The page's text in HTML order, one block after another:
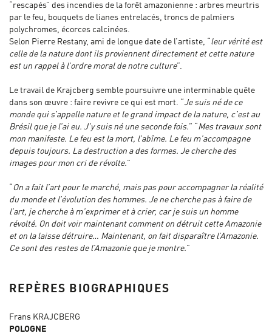
“rescapés” des incendies de la forêt amazonienne : arbres meurtris
par le feu, bouquets de lianes entrelacés, troncs de palmiers
polychromes, écorces calcinées.
Selon Pierre Restany, ami de longue date de l’artiste, “ leur vérité est
celle de la nature dont ils proviennent directement et cette nature
est un rappel à l’ordre moral de notre culture”.
Le travail de Krajcberg semble poursuivre une interminable quête
dans son œuvre : faire revivre ce qui est mort. “ Je suis né de ce
monde qui s’appelle nature et le grand impact de la nature, c’est au
Brésil que je l’ai eu. J’y suis né une seconde fois.” “ Mes travaux sont
mon manifeste. Le feu est la mort, l’abîme. Le feu m’accompagne
depuis toujours. La destruction a des formes. Je cherche des
images pour mon cri de révolte.”
On a fait l’art pour le marché, mais pas pour accompagner la réalité
du monde et l’évolution des hommes. Je ne cherche pas à faire de
l’art, je cherche à m’exprimer et à crier, car je suis un homme
révolté. On doit voir maintenant comment on détruit cette Amazonie
et on la laisse détruire… Maintenant, on fait disparaître l’Amazonie.
Ce sont des restes de l’Amazonie que je montre.”
REPÈRES BIOGRAPHIQUES
Frans KRAJCBERG
POLOGNE